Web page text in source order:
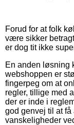
Forud for at folk
være sikker
er dog tit ikke
En anden løsning
webshoppen er
fingerpeg om at
regler, tillige med
der er inde i
god genvej til at
vanskeligheder